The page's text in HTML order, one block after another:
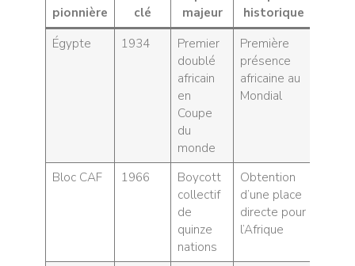
pionnière
clé
majeur
historique
Égypte
1934
Premier
doublé
africain
en
Coupe
du
monde
Première
présence
africaine au
Mondial
Bloc CAF 1966
Boycott
collectif
de
quinze
nations
Obtention
d’une place
directe pour
l’Afrique